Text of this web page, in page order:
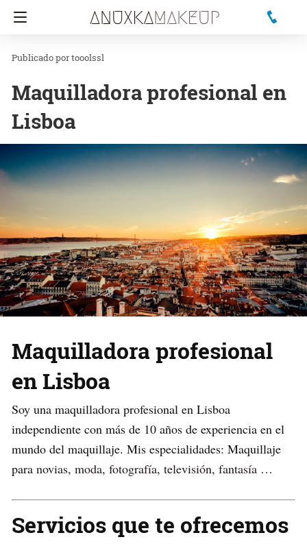
tooolssl
Maquilladora profesional en
Lisboa
Maquilladora profesional
en Lisboa
Soy una maquilladora profesional en Lisboa
independiente con más de 10 años de experiencia en el
mundo del maquillaje. Mis especialidades: Maquillaje
para novias, moda, fotografía, televisión, fantasía …
Servicios que te ofrecemos